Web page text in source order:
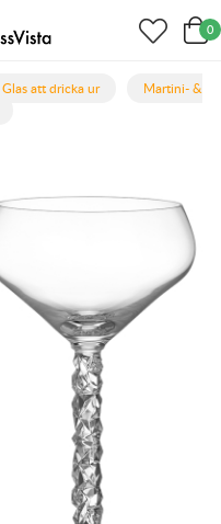
0
Glas att dricka ur
Martini- &